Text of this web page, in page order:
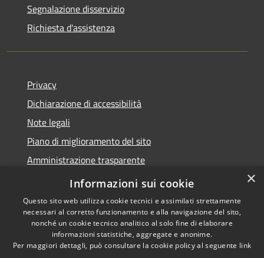
Segnalazione disservizio
Richiesta d'assistenza
Privacy
Dichiarazione di accessibilità
Note legali
Piano di miglioramento del sito
Amministrazione trasparente
Albo Pretorio
Accessibilità
Copyright © 2026 • Comune di
Trani • Powered by
×
Informazioni sui cookie
Questo sito web utilizza cookie tecnici e assimilati strettamente
necessari al corretto funzionamento e alla navigazione del sito,
nonché un cookie tecnico analitico al solo fine di elaborare
informazioni statistiche, aggregate e anonime.
Per maggiori dettagli, può consultare la cookie policy al seguente link